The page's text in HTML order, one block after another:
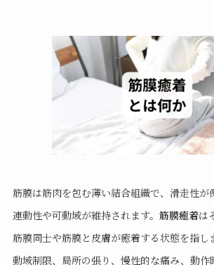
筋膜は筋肉を包む薄い結合組織で、滑走性が
連動性や可動域が維持されます。 筋膜癒着は
筋膜同士や筋膜と皮膚が癒着する状態を指し
動域制限、局所の張り、慢性的な痛み、動作